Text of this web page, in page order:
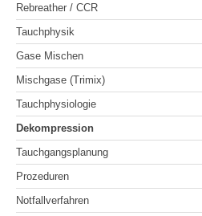
Rebreather / CCR
Tauchphysik
Gase Mischen
Mischgase (Trimix)
Tauchphysiologie
Dekompression
Tauchgangsplanung
Prozeduren
Notfallverfahren